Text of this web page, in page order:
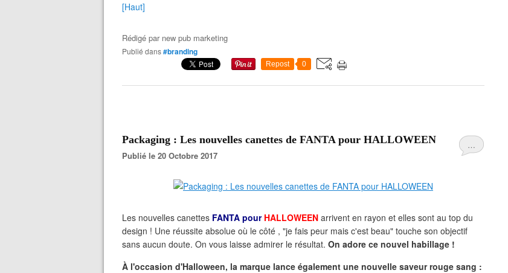
[Haut]
Rédigé par new pub marketing
Publié dans#branding
Repost 0
…
Packaging : Les nouvelles canettes de FANTA pour HALLOWEEN
Publié le 20 Octobre 2017
Les nouvelles canettes FANTA pour HALLOWEEN arrivent en rayon et elles sont au top du
design ! Une réussite absolue où le côté , "je fais peur mais c'est beau" touche son objectif
sans aucun doute. On vous laisse admirer le résultat. On adore ce nouvel habillage !
À l'occasion d'Halloween, la marque lance également une nouvelle saveur rouge sang :